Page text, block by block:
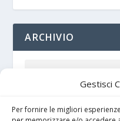
Gestisci
Per fornire le migliori
ARCHIVIO